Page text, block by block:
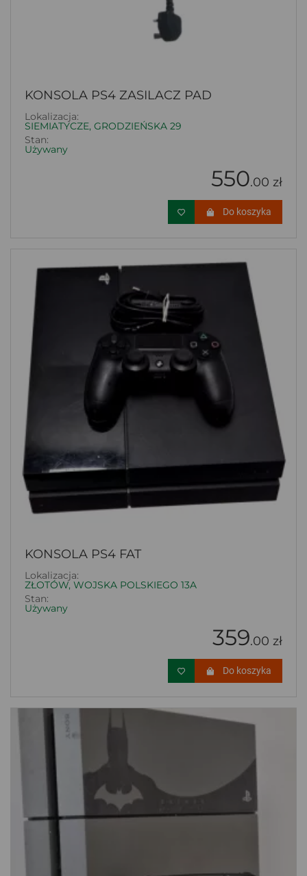
KONSOLA PS4 ZASILACZ PAD
Lokalizacja:
SIEMIATYCZE, GRODZIEŃSKA 29
Stan:
Używany
550.00 zł
Do koszyka
KONSOLA PS4 FAT
Lokalizacja:
ZŁOTÓW, WOJSKA POLSKIEGO 13A
Stan:
Używany
359.00 zł
Do koszyka